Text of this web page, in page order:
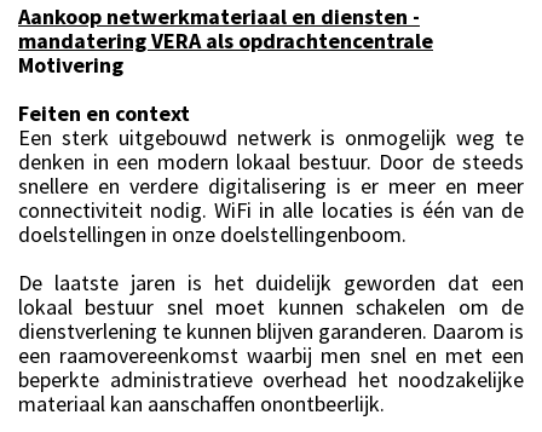
Aankoop netwerkmateriaal en diensten -
mandatering VERA als opdrachtencentrale
Motivering
Feiten en context
Een sterk uitgebouwd netwerk is onmogelijk weg te
denken in een modern lokaal bestuur. Door de steeds
snellere en verdere digitalisering is er meer en meer
connectiviteit nodig. WiFi in alle locaties is één van de
doelstellingen in onze doelstellingenboom.
De laatste jaren is het duidelijk geworden dat een
lokaal bestuur snel moet kunnen schakelen om de
dienstverlening te kunnen blijven garanderen. Daarom is
een raamovereenkomst waarbij men snel en met een
beperkte administratieve overhead het noodzakelijke
materiaal kan aanschaffen onontbeerlijk.